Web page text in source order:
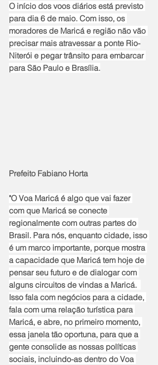
O início dos voos diários está previsto
para dia 6 de maio. Com isso, os
moradores de Maricá e região não vão
precisar mais atravessar a ponte Rio-
Niterói e pegar trânsito para embarcar
para São Paulo e Brasília.
Prefeito Fabiano Horta
"O Voa Maricá é algo que vai fazer
com que Maricá se conecte
regionalmente com outras partes do
Brasil. Para nós, enquanto cidade, isso
é um marco importante, porque mostra
a capacidade que Maricá tem hoje de
pensar seu futuro e de dialogar com
alguns circuitos de vindas a Maricá.
Isso fala com negócios para a cidade,
fala com uma relação turística para
Maricá, e abre, no primeiro momento,
essa janela tão oportuna, para que a
gente consolide as nossas políticas
sociais, incluindo-as dentro do Voa